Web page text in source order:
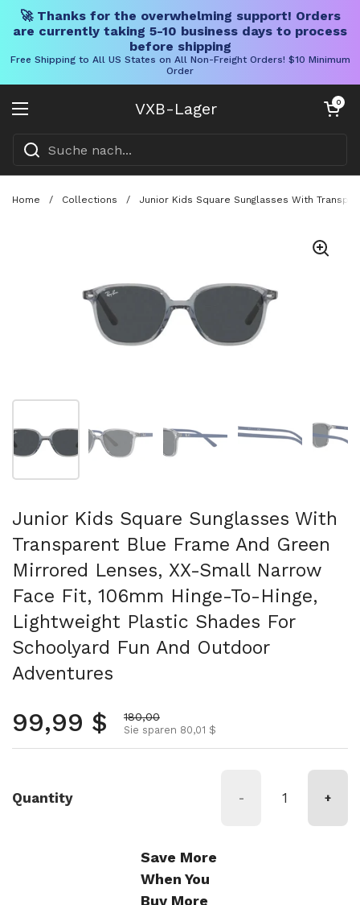
🚀 Thanks for the overwhelming support! Orders
are currently taking 5-10 business days to process
before shipping
Free Shipping to All US States on All Non-Freight Orders! $10 Minimum
Order
VXB-Lager
Menü öffnen
Warenkorb
0
Home / Collections / Junior Kids Square Sunglasses With
Junior Kids Square Sunglasses With
Transparent Blue Frame And Green
Mirrored Lenses, XX-Small Narrow
Face Fit, 106mm Hinge-To-Hinge,
Lightweight Plastic Shades For
Schoolyard Fun And Outdoor
Adventures
Normalpreis
99,99 $ Aktionspreis
180,00
Sie sparen 80,01 $
Quantity - +
Save More
When You
Buy More